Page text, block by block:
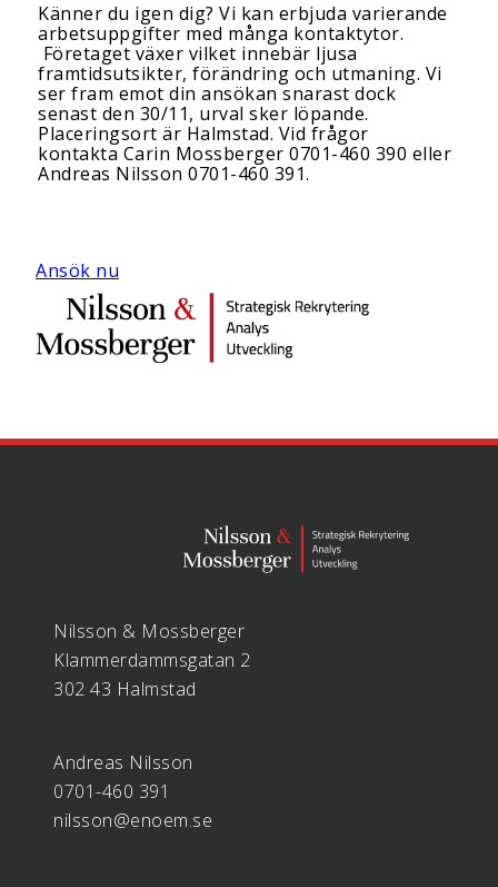
Känner du igen dig? Vi kan erbjuda varierande
arbetsuppgifter med många kontaktytor.
Företaget växer vilket innebär ljusa
framtidsutsikter, förändring och utmaning. Vi
ser fram emot din ansökan snarast dock
senast den 30/11, urval sker löpande.
Placeringsort är Halmstad. Vid frågor
kontakta Carin Mossberger 0701-460 390 eller
Andreas Nilsson 0701-460 391.
Ansök nu
Nilsson & Mossberger
Klammerdammsgatan 2
302 43 Halmstad
Andreas Nilsson
0701-460 391
nilsson@enoem.se